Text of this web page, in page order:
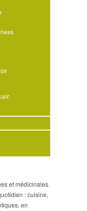
et médicinales.
: cuisine,
en